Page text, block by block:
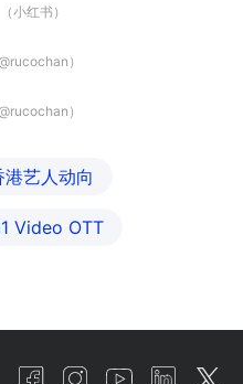
小红书）
）
）
港艺人动向
‌Video‌ ‌OTT